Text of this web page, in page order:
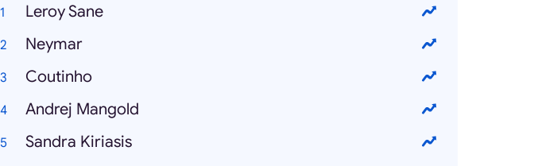
Leroy Sane
Neymar
Coutinho
Andrej Mangold
Sandra Kiriasis